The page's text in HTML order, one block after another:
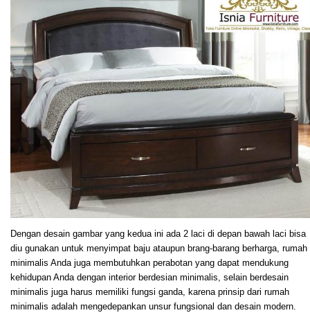
Dengan desain gambar yang kedua ini ada 2 laci di depan bawah laci bisa
diu gunakan untuk menyimpat baju ataupun brang-barang berharga, rumah
minimalis Anda juga membutuhkan perabotan yang dapat mendukung
kehidupan Anda dengan interior berdesian minimalis, selain berdesain
minimalis juga harus memiliki fungsi ganda, karena prinsip dari rumah
minimalis adalah mengedepankan unsur fungsional dan desain modern.